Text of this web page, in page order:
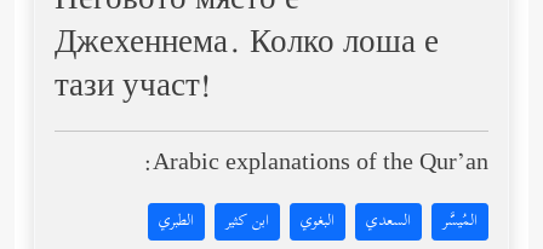
Джехеннема. Колко лоша е
тази участ!
Arabic explanations of the Qur’an:
المُيسَّر السعدي البغوي ابن كثير الطبري